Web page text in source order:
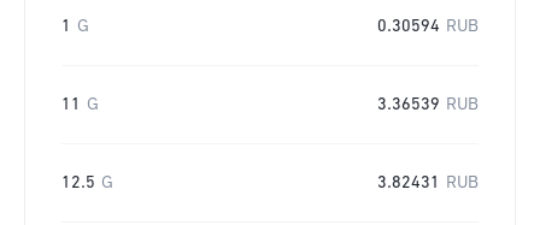
1 G 0.30594 RUB
11 G 3.36539 RUB
12.5 G 3.82431 RUB